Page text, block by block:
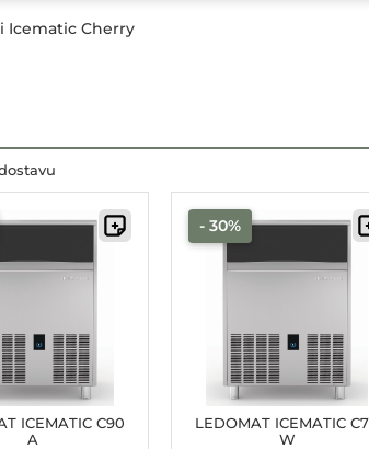
Icematic Cherry
ICEMATIC C90
A
- 30%
LEDOMAT ICEMATIC
W